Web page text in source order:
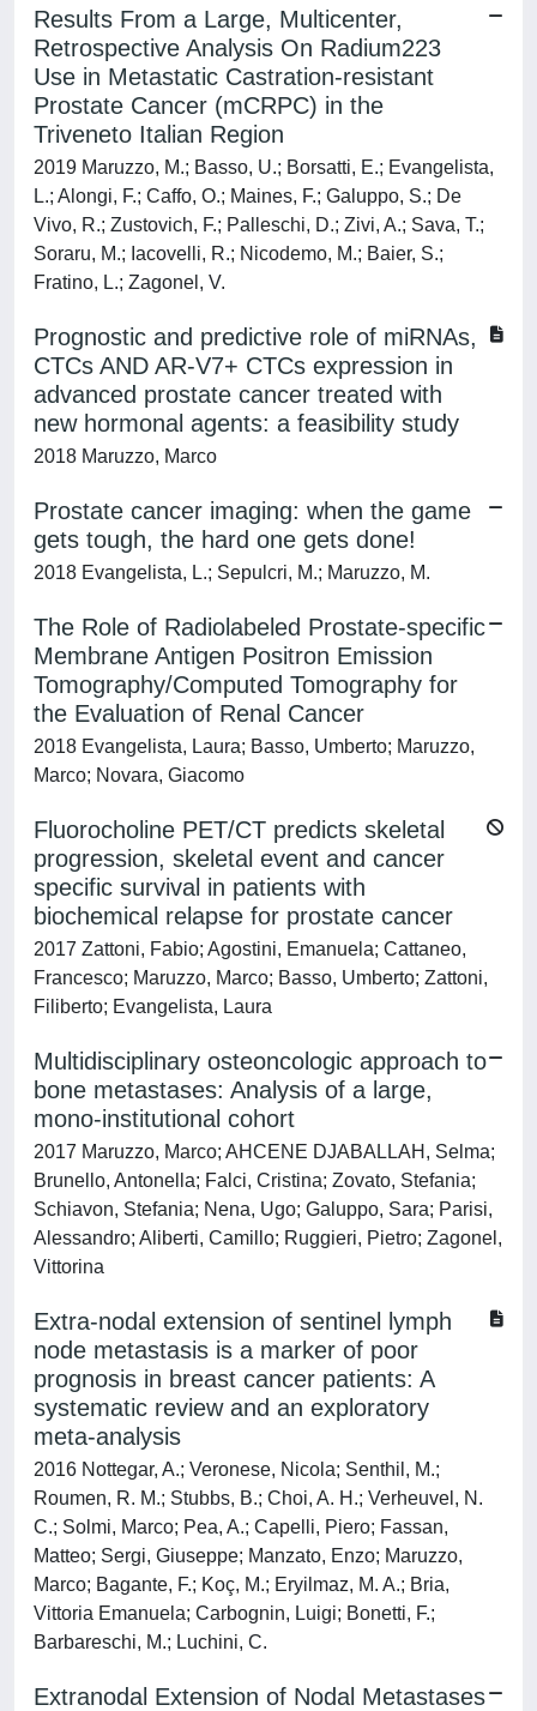
Results From a Large, Multicenter,
Retrospective Analysis On Radium223
Use in Metastatic Castration-resistant
Prostate Cancer (mCRPC) in the
Triveneto Italian Region
2019 Maruzzo, M.; Basso, U.; Borsatti, E.; Evangelista,
L.; Alongi, F.; Caffo, O.; Maines, F.; Galuppo, S.; De
Vivo, R.; Zustovich, F.; Palleschi, D.; Zivi, A.; Sava, T.;
Soraru, M.; Iacovelli, R.; Nicodemo, M.; Baier, S.;
Fratino, L.; Zagonel, V.
Prognostic and predictive role of miRNAs,
CTCs AND AR-V7+ CTCs expression in
advanced prostate cancer treated with
new hormonal agents: a feasibility study
2018 Maruzzo, Marco
Prostate cancer imaging: when the game
gets tough, the hard one gets done!
2018 Evangelista, L.; Sepulcri, M.; Maruzzo, M.
The Role of Radiolabeled Prostate-specific
Membrane Antigen Positron Emission
Tomography/Computed Tomography for
the Evaluation of Renal Cancer
2018 Evangelista, Laura; Basso, Umberto; Maruzzo,
Marco; Novara, Giacomo
Fluorocholine PET/CT predicts skeletal
progression, skeletal event and cancer
specific survival in patients with
biochemical relapse for prostate cancer
2017 Zattoni, Fabio; Agostini, Emanuela; Cattaneo,
Francesco; Maruzzo, Marco; Basso, Umberto; Zattoni,
Filiberto; Evangelista, Laura
Multidisciplinary osteoncologic approach to
bone metastases: Analysis of a large,
mono-institutional cohort
2017 Maruzzo, Marco; AHCENE DJABALLAH, Selma;
Brunello, Antonella; Falci, Cristina; Zovato, Stefania;
Schiavon, Stefania; Nena, Ugo; Galuppo, Sara; Parisi,
Alessandro; Aliberti, Camillo; Ruggieri, Pietro; Zagonel,
Vittorina
Extra-nodal extension of sentinel lymph
node metastasis is a marker of poor
prognosis in breast cancer patients: A
systematic review and an exploratory
meta-analysis
2016 Nottegar, A.; Veronese, Nicola; Senthil, M.;
Roumen, R. M.; Stubbs, B.; Choi, A. H.; Verheuvel, N.
C.; Solmi, Marco; Pea, A.; Capelli, Piero; Fassan,
Matteo; Sergi, Giuseppe; Manzato, Enzo; Maruzzo,
Marco; Bagante, F.; Koç, M.; Eryilmaz, M. A.; Bria,
Vittoria Emanuela; Carbognin, Luigi; Bonetti, F.;
Barbareschi, M.; Luchini, C.
Extranodal Extension of Nodal Metastases